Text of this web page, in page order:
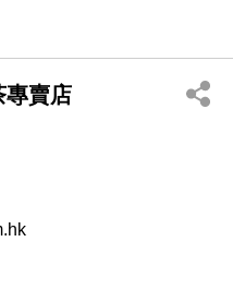
專賣店